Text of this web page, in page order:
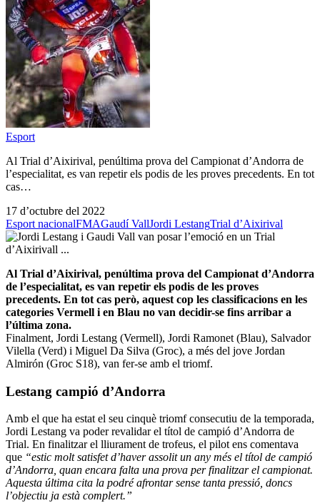
Esport
Al Trial d’Aixirival, penúltima prova del Campionat d’Andorra de
l’especialitat, es van repetir els podis de les proves precedents. En tot
cas…
17 d’octubre del 2022
Esport nacionalFMAGaudí VallJordi LestangTrial d’Aixirival
Al Trial d’Aixirival, penúltima prova del Campionat d’Andorra
de l’especialitat, es van repetir els podis de les proves
precedents. En tot cas però, aquest cop les classificacions en les
categories Vermell i en Blau no van decidir-se fins arribar a
l’última zona.
Finalment, Jordi Lestang (Vermell), Jordi Ramonet (Blau), Salvador
Vilella (Verd) i Miguel Da Silva (Groc), a més del jove Jordan
Almirón (Groc S18), van fer-se amb el triomf.
Lestang campió d’Andorra
Amb el que ha estat el seu cinquè triomf consecutiu de la temporada,
Jordi Lestang va poder revalidar el títol de campió d’Andorra de
Trial. En finalitzar el lliurament de trofeus, el pilot ens comentava
que “estic molt satisfet d’haver assolit un any més el títol de campió
d’Andorra, quan encara falta una prova per finalitzar el campionat.
Aquesta última cita la podré afrontar sense tanta pressió, doncs
l’objectiu ja està complert.”